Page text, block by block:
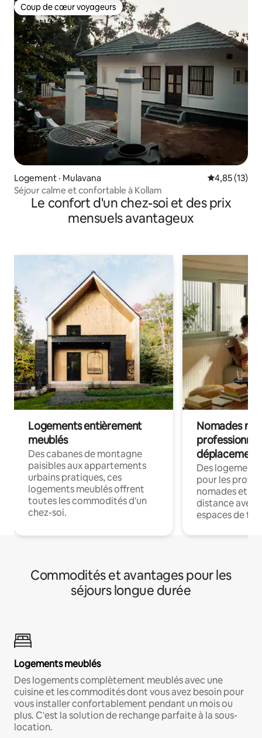
Coup de cœur voyageurs
Coup de cœur voyageurs
Logement · Mulavana Note
4,85 (13)
Séjour calme et confortable à Kollam
Le confort d'un chez-soi et des prix
mensuels avantageux
Logements entièrement
meublés
Des cabanes de montagne
paisibles aux appartements
urbains pratiques, ces
logements meublés offrent
toutes les commodités d'un
chez-soi.
Nomades
déplacement
Des
pour les
nomades et
distance avec
espaces de
Commodités et avantages pour les
séjours longue durée
Logements meublés
Des logements complètement meublés avec une
cuisine et les commodités dont vous avez besoin pour
vous installer confortablement pendant un mois ou
plus. C'est la solution de rechange parfaite à la sous-
location.